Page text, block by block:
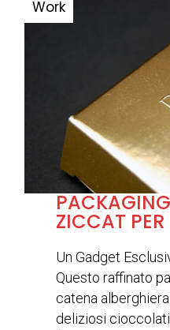
ZICCAT
Un Gadget
Questo raffinato
catena
deliziosi